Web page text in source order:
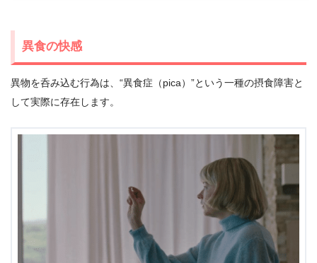
異食の快感
異物を呑み込む行為は、“異食症（pica）”という一種の摂食障害と
して実際に存在します。